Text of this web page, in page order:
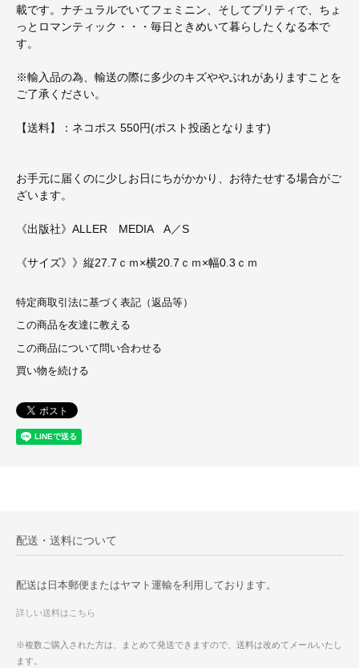
載です。ナチュラルでいてフェミニン、そしてプリティで、ちょ
っとロマンティック・・・毎日ときめいて暮らしたくなる本で
す。
※輸入品の為、輸送の際に多少のキズややぶれがありますことを
ご了承ください。
【送料】：ネコポス 550円(ポスト投函となります)
お手元に届くのに少しお日にちがかかり、お待たせする場合がご
ざいます。
《出版社》ALLER MEDIA A／S
《サイズ》》縦27.7ｃｍ×横20.7ｃｍ×幅0.3ｃｍ
特定商取引法に基づく表記（返品等）
この商品を友達に教える
この商品について問い合わせる
買い物を続ける
配送・送料について
配送は日本郵便またはヤマト運輸を利用しております。
詳しい送料はこちら
※複数ご購入された方は、まとめて発送できますので、送料は改めてメールいたし
ます。